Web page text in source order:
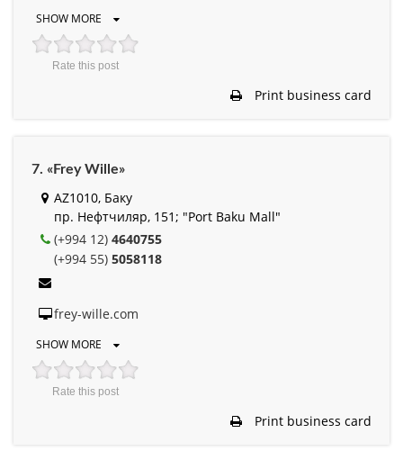
SHOW MORE
Rate this post
Print business card
7. «Frey Wille»
AZ1010, Баку
пр. Нефтчиляр, 151; "Port Baku Mall"
(+994 12) 4640755
(+994 55) 5058118
frey-wille.com
SHOW MORE
Rate this post
Print business card